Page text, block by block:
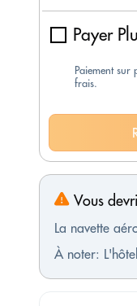
Payer
Paiement sur
frais.
Vous
La navette
À noter: